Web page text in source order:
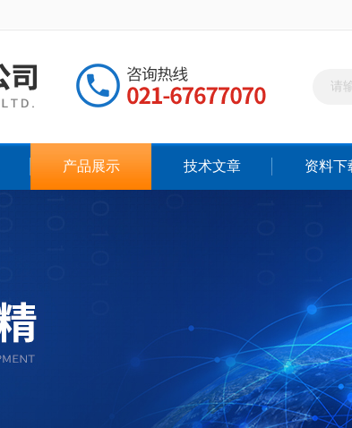
产品展示 技术文章 资料下